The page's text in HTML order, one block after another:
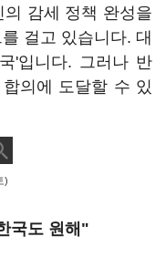
감세 정책 완성을
걸고 있습니다. 대
'입니다. 그러나 반
의에 도달할 수 있
)
국도 원해"